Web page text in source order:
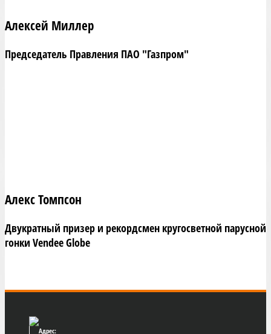
Алексей Миллер
Председатель Правления ПАО "Газпром"
Алекс Томпсон
Двукратный призер и рекордсмен кругосветной парусной
гонки Vendee Globe
Адрес: